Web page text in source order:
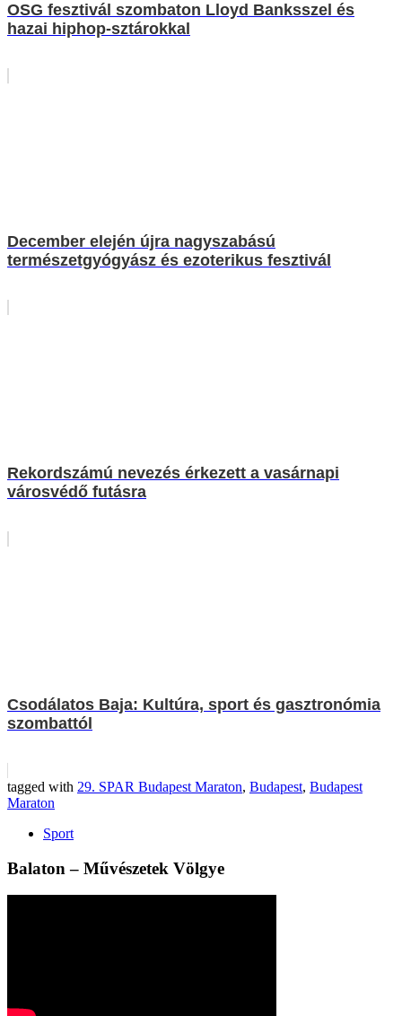
OSG fesztivál szombaton Lloyd Banksszel és
hazai hiphop-sztárokkal
December elején újra nagyszabású
természetgyógyász és ezoterikus fesztivál
Rekordszámú nevezés érkezett a vasárnapi
városvédő futásra
Csodálatos Baja: Kultúra, sport és gasztronómia
szombattól
tagged with 29. SPAR Budapest Maraton, Budapest, Budapest
Maraton
Sport
Balaton – Művészetek Völgye